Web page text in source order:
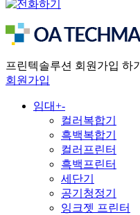
프린텍솔루션 회원가입 하기
회원가입
임대+-
컬러복합기
흑백복합기
컬러프린터
흑백프린터
세단기
공기청정기
잉크젯 프린터